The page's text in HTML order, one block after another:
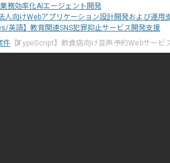
務効率化AIエージェント開発
人向けWebアプリケーション設計開発および運用
英語】教育関連SNS犯罪抑止サービス開発支援
件 【TypeScript】飲食店向け音声予約Webサービ